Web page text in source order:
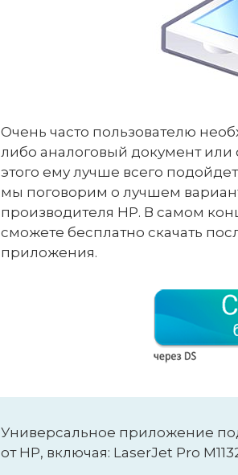
Очень часто пользователю
либо аналоговый документ
этого ему лучше всего
мы поговорим о лучшем
производителя HP. В самом
сможете бесплатно скачать
приложения.
Универсальное приложение
от HP, включая: LaserJet Pro